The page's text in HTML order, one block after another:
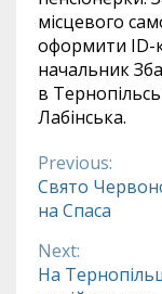
місцевого
оформити ІD-
начальник
в
Лабінська.
Reading
Previous:
Свято
на Спаса
Next:
На